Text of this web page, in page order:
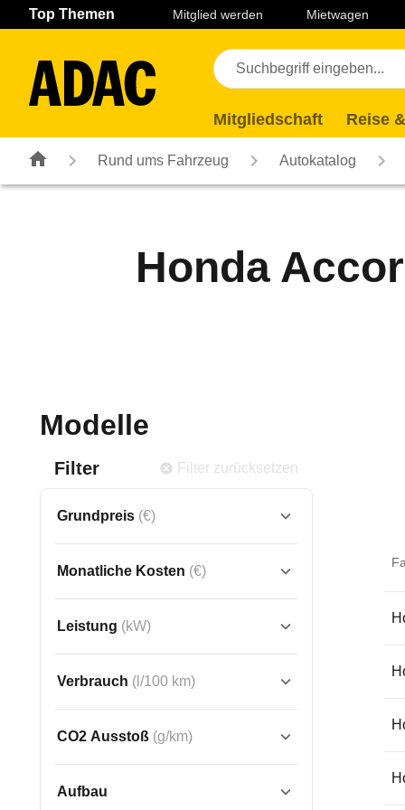
Navigation Seiteninhalt Fußzeile
Top Themen Mitglied werden Mietwagen
Mitgliedschaft Reise
Rund ums Fahrzeug Autokatalog
Honda
Modelle
Filter Filter zurücksetzen
Grundpreis (€)
Monatliche Kosten (€)
Leistung (kW)
Verbrauch (l/100 km)
CO2 Ausstoß (g/km)
Aufbau